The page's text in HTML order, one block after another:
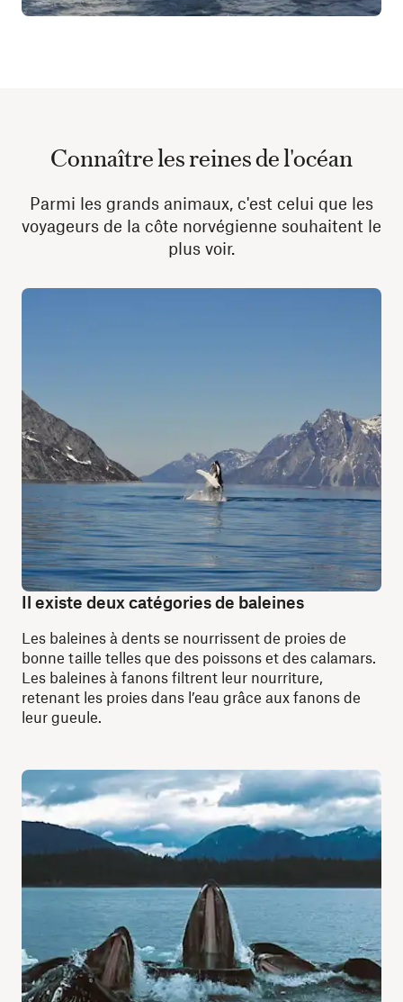
Connaître les reines de l'océan
Parmi les grands animaux, c'est celui que les
voyageurs de la côte norvégienne souhaitent le
plus voir.
Il existe deux catégories de baleines
Les baleines à dents se nourrissent de proies de
bonne taille telles que des poissons et des calamars.
Les baleines à fanons filtrent leur nourriture,
retenant les proies dans l’eau grâce aux fanons de
leur gueule.